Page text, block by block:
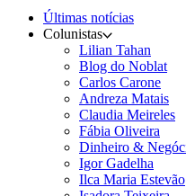
Últimas notícias
Colunistas
Lilian Tahan
Blog do Noblat
Carlos Carone
Andreza Matais
Claudia Meireles
Fábia Oliveira
Dinheiro &
Igor Gadelha
Ilca Maria Estevão